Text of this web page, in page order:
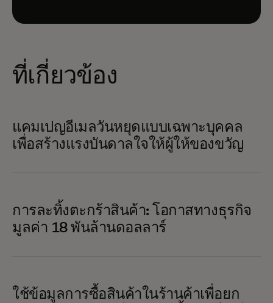
ที่เกี่ยวข้อง
แคมเปญอีเมลวันหยุดแบบเฉพาะบุคคล
เพื่อสร้างแรงบันดาลใจให้ผู้ให้ของขวัญ
การละทิ้งตะกร้าสินค้า: โอกาสทางธุรกิจ
มูลค่า 18 พันล้านดอลลาร์
ใช้ข้อมูลการซื้อสินค้าในร้านค้าเพื่อยก